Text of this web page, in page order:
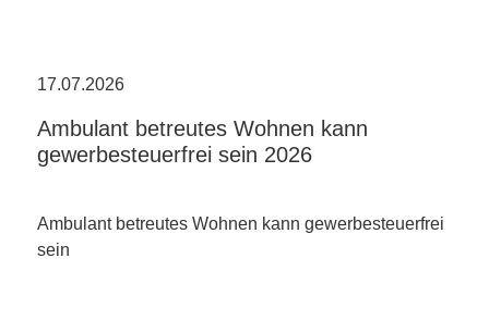
17.07.2026
Ambulant betreutes Wohnen kann
gewerbesteuerfrei sein 2026
Ambulant betreutes Wohnen kann gewerbesteuerfrei
sein